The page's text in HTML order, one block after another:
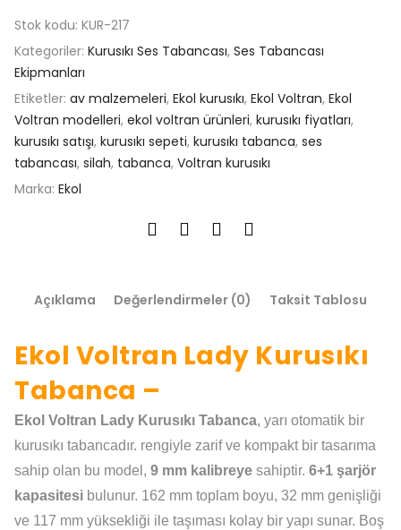
Stok kodu: KUR-217
Kategoriler: Kurusıkı Ses Tabancası, Ses Tabancası
Ekipmanları
Etiketler: av malzemeleri, Ekol kurusıkı, Ekol Voltran, Ekol
Voltran modelleri, ekol voltran ürünleri, kurusıkı fiyatları,
kurusıkı satışı, kurusıkı sepeti, kurusıkı tabanca, ses
tabancası, silah, tabanca, Voltran kurusıkı
Marka: Ekol
Açıklama Değerlendirmeler (0) Taksit Tablosu
Ekol Voltran Lady Kurusıkı
Tabanca –
Ekol Voltran Lady Kurusıkı Tabanca, yarı otomatik bir
kurusıkı tabancadır. rengiyle zarif ve kompakt bir tasarıma
sahip olan bu model, 9 mm kalibreye sahiptir. 6+1 şarjör
kapasitesi bulunur. 162 mm toplam boyu, 32 mm genişliği
ve 117 mm yüksekliği ile taşıması kolay bir yapı sunar. Boş